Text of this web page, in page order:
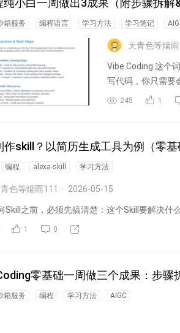
纯小白一周做出3成果（附步骤拆解
箱服务 编程语言 学习方法 学习笔记
天青色等烟雨
Vibe Coding 这个
写代码，你只需要
245 1
作skill？以简历生成工具为例（零基
编程 alexa-skill 学习方法
色等烟雨111 2026-05-15
Skill之前，必须先搞清楚：这个Skill要解决什
1 0
零基础一周做三个成果：步骤
箱服务 编程 学习方法 AIGC